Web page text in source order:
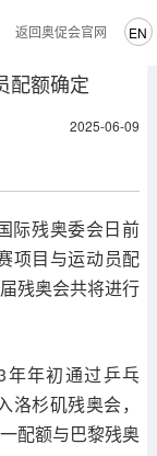
EN
返回奥促会官网
配额确定
2025-06-09
际残奥委会日前
项目与运动员配
残奥会共将进行
年年初通过乒乓
杉矶残奥会，
配额与巴黎残奥